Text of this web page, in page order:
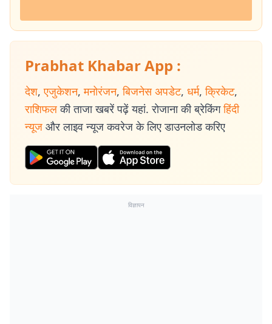
Prabhat Khabar App :
देश, एजुकेशन, मनोरंजन, बिजनेस अपडेट, धर्म, क्रिकेट,
राशिफल की ताजा खबरें पढ़ें यहां. रोजाना की ब्रेकिंग हिंदी
न्यूज और लाइव न्यूज कवरेज के लिए डाउनलोड करिए
विज्ञापन